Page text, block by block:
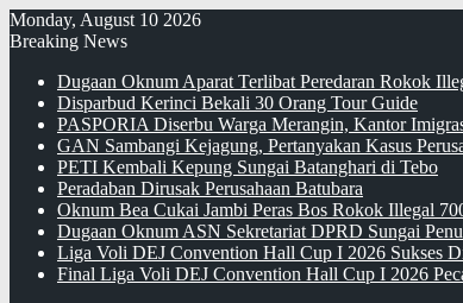
Monday, August 10 2026
Breaking News
Dugaan Oknum Aparat Terlibat Peredaran Rokok
Disparbud Kerinci Bekali 30 Orang Tour Guide
PASPORIA Diserbu Warga Merangin, Kantor
GAN Sambangi Kejagung, Pertanyakan Kasus
PETI Kembali Kepung Sungai Batanghari di Tebo
Peradaban Dirusak Perusahaan Batubara
Oknum Bea Cukai Jambi Peras Bos Rokok Illegal
Dugaan Oknum ASN Sekretariat DPRD Sungai
Liga Voli DEJ Convention Hall Cup I 2026 Sukses
Final Liga Voli DEJ Convention Hall Cup I 2026